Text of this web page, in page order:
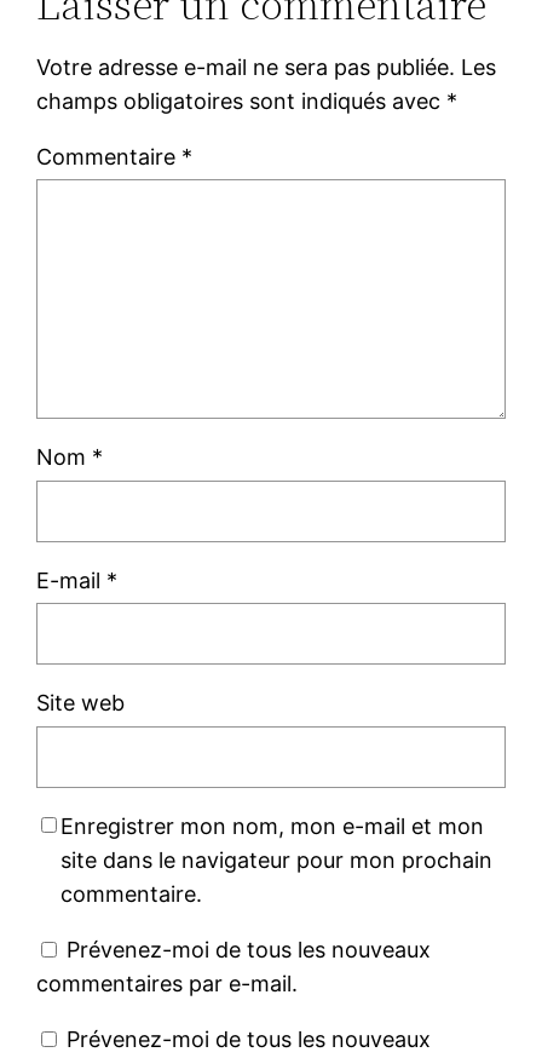
Votre adresse e-mail ne sera pas publiée. Les
champs obligatoires sont indiqués avec *
Commentaire *
Nom *
E-mail *
Site web
Enregistrer mon nom, mon e-mail et mon
site dans le navigateur pour mon prochain
commentaire.
Prévenez-moi de tous les nouveaux
commentaires par e-mail.
Prévenez-moi de tous les nouveaux